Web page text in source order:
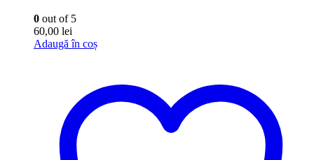
0 out of 5
60,00 lei
Adaugă în coș